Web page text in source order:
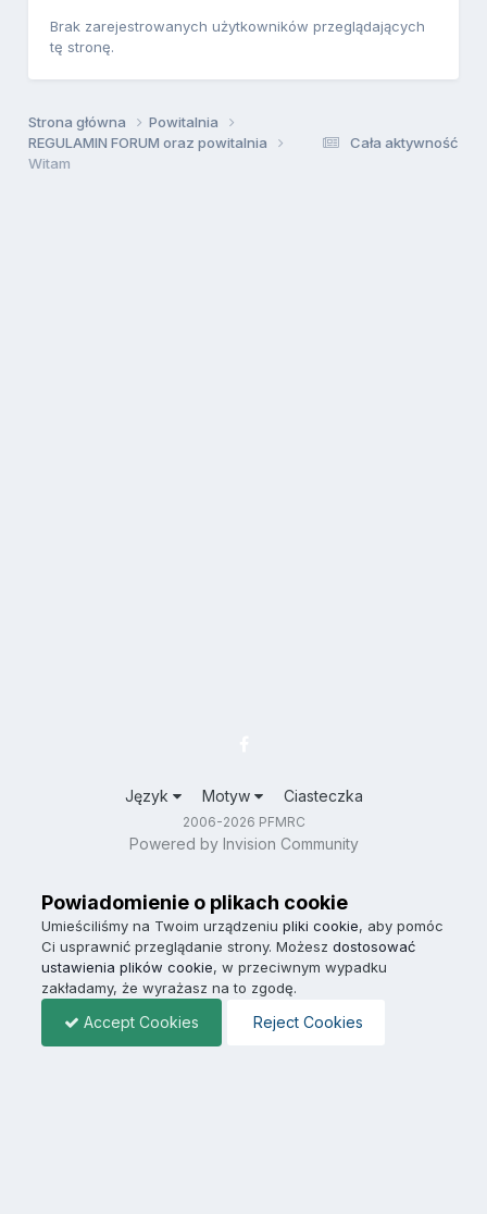
Brak zarejestrowanych użytkowników przeglądających
tę stronę.
Cała aktywność
Strona główna
Powitalnia
REGULAMIN FORUM oraz powitalnia
Witam
Język Motyw Ciasteczka
2006-2026 PFMRC
Powered by Invision Community
Powiadomienie o plikach cookie
Umieściliśmy na Twoim urządzeniu pliki cookie, aby pomóc
Ci usprawnić przeglądanie strony. Możesz dostosować
ustawienia plików cookie, w przeciwnym wypadku
zakładamy, że wyrażasz na to zgodę.
Accept Cookies Reject Cookies